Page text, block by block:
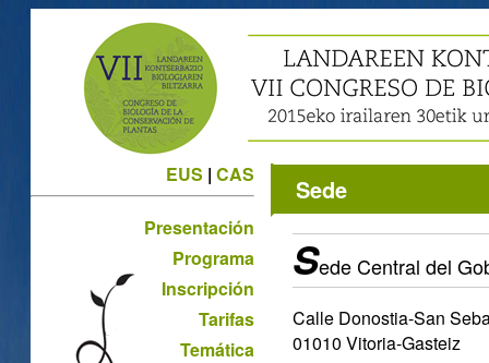
EUS | CAS
Presentación
Programa
Inscripción
Tarifas
Temática
Sede
Sede Central del
Calle Donostia-San
01010 Vitoria-Gasteiz